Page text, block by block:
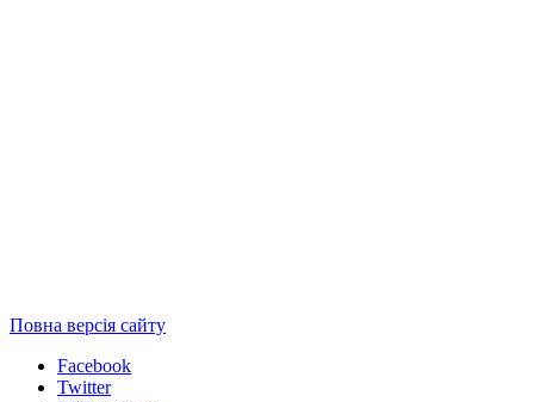
Повна версія сайту
Facebook
Twitter